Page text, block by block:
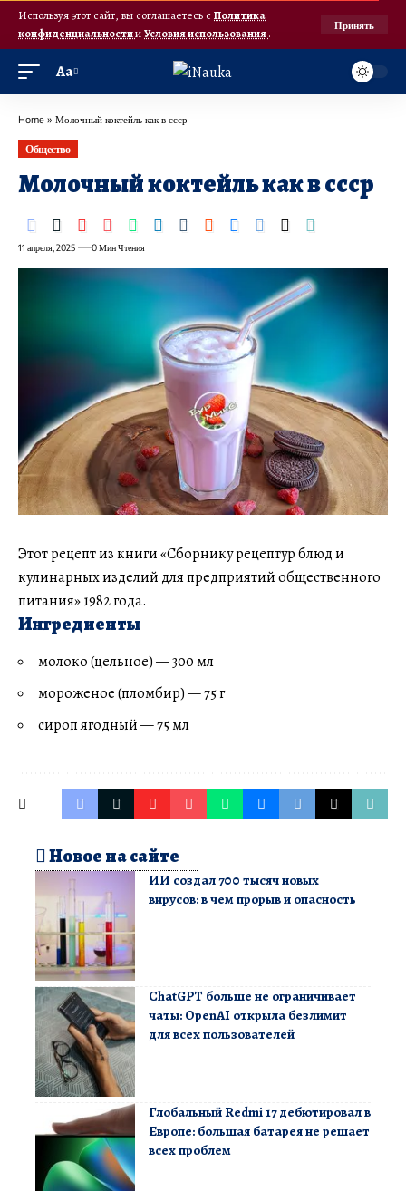
Используя этот сайт, вы соглашаетесь с Политика
конфиденциальностииУсловия использования.
Принять
Аа
Home » Молочный коктейль как в ссср
Общество
Молочный коктейль как в ссср
11 апреля, 2025 0 Мин Чтения
Этот рецепт из книги «Сборнику рецептур блюд и
кулинарных изделий для предприятий общественного
питания» 1982 года.
Ингредиенты
молоко (цельное) — 300 мл
мороженое (пломбир) — 75 г
сироп ягодный — 75 мл
Новое на сайте
ИИ создал 700 тысяч новых
вирусов: в чем прорыв и опасность
ChatGPT больше не ограничивает
чаты: OpenAI открыла безлимит
для всех пользователей
Глобальный Redmi 17 дебютировал в
Европе: большая батарея не решает
всех проблем